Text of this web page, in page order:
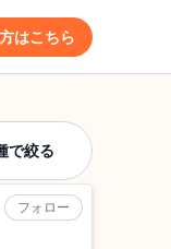
はこちら
で絞る
フォロー